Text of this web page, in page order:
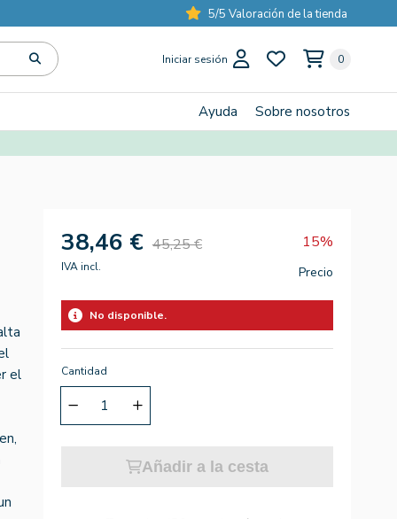
5/5 Valoración de la tienda
Iniciar sesión 0
Ayuda Sobre nosotros
el
38,46 € 45,25 € 15%
IVA incl. Precio
No disponible.
Cantidad
Añadir a la cesta